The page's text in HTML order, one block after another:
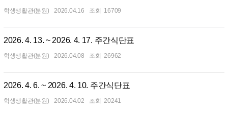
학생생활관(분원) 2026.04.16 16709
2026. 4. 13. ~ 2026. 4. 17. 주간식단표
학생생활관(분원) 2026.04.08 26962
2026. 4. 6. ~ 2026. 4. 10. 주간식단표
학생생활관(분원) 2026.04.02 20241